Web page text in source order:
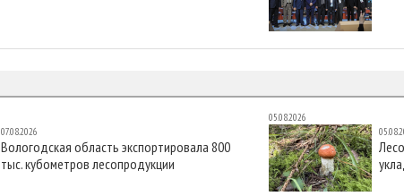
07.08.2026
Вологодская область экспортировала 800
тыс. кубометров лесопродукции
05.08.2026